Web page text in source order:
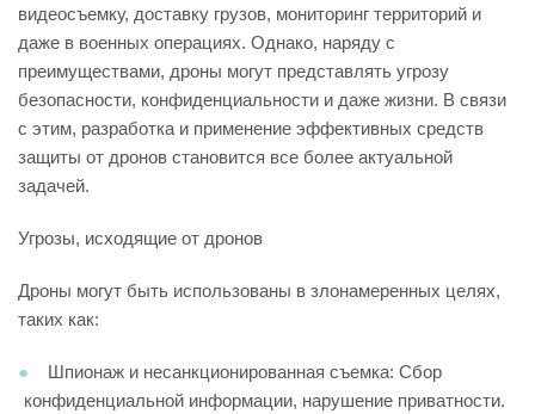
видеосъемку, доставку грузов, мониторинг территорий и
даже в военных операциях. Однако, наряду с
преимуществами, дроны могут представлять угрозу
безопасности, конфиденциальности и даже жизни. В связи
с этим, разработка и применение эффективных средств
защиты от дронов становится все более актуальной
задачей.
Угрозы, исходящие от дронов
Дроны могут быть использованы в злонамеренных целях,
таких как:
Шпионаж и несанкционированная съемка: Сбор
конфиденциальной информации, нарушение приватности.